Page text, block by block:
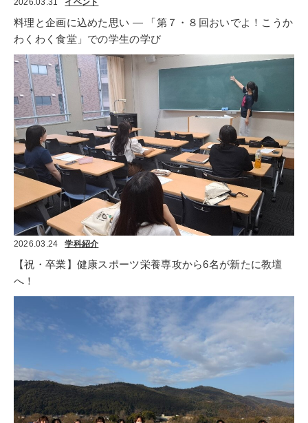
2026.03.31 イベント
料理と企画に込めた思い ― 「第７・８回おいでよ！こうか
わくわく食堂」での学生の学び
2026.03.24 学科紹介
【祝・卒業】健康スポーツ栄養専攻から6名が新たに教壇
へ！